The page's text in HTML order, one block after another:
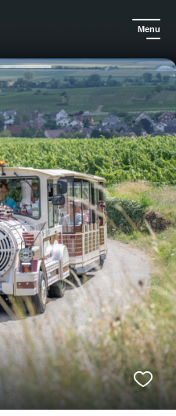
Menu
dai vigneti al Paese di Eguisheim